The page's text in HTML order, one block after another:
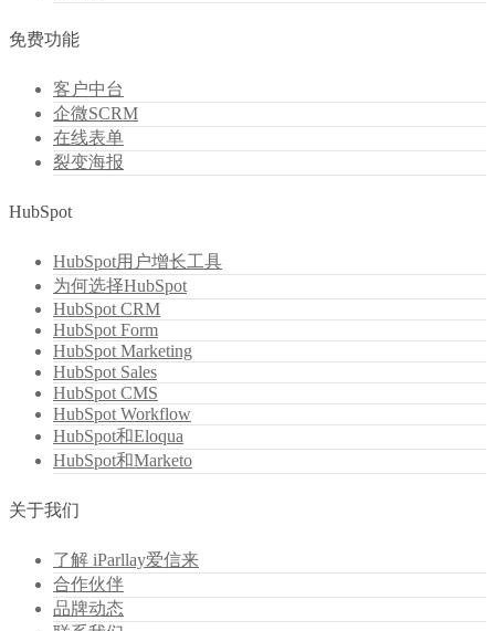
免费功能
客户中台
企微SCRM
在线表单
裂变海报
HubSpot
HubSpot用户增长工具
为何选择HubSpot
HubSpot CRM
HubSpot Form
HubSpot Marketing
HubSpot Sales
HubSpot CMS
HubSpot Workflow
HubSpot和Eloqua
HubSpot和Marketo
关于我们
了解 iParllay爱信来
合作伙伴
品牌动态